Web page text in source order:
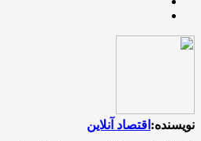
نویسنده: اقتصاد آنلاین